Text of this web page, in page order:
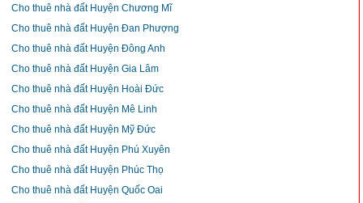
Cho thuê nhà đất Huyện Chương Mĩ
Cho thuê nhà đất Huyện Đan Phượng
Cho thuê nhà đất Huyện Đông Anh
Cho thuê nhà đất Huyện Gia Lâm
Cho thuê nhà đất Huyện Hoài Đức
Cho thuê nhà đất Huyện Mê Linh
Cho thuê nhà đất Huyện Mỹ Đức
Cho thuê nhà đất Huyện Phú Xuyên
Cho thuê nhà đất Huyện Phúc Thọ
Cho thuê nhà đất Huyện Quốc Oai